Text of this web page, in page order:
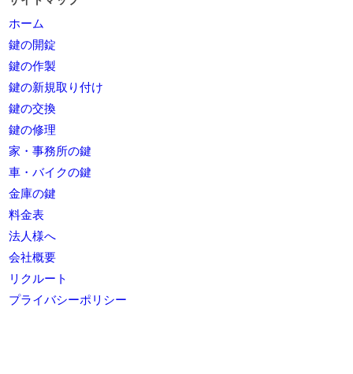
ホーム
鍵の開錠
鍵の作製
鍵の新規取り付け
鍵の交換
鍵の修理
家・事務所の鍵
車・バイクの鍵
金庫の鍵
料金表
法人様へ
会社概要
リクルート
プライバシーポリシー